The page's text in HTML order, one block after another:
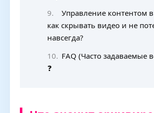
Управление контентом в
как скрывать видео и не
навсегда?
FAQ (Часто задаваемые
❓